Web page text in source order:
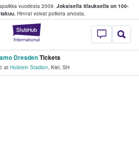
vuodesta 2009. Jokaisella tilauksella on 100-
Hinnat voivat poiketa arvosta.
StubHub -
lippuja
DresdenTickets
at Holstein Stadion, Kiel, SH